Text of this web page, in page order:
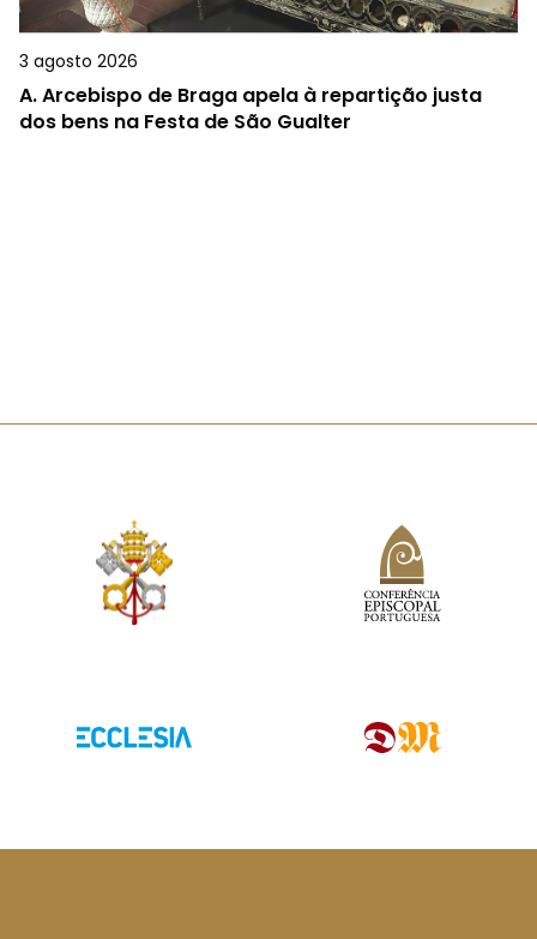
3 agosto 2026
A.Arcebispo de Braga apela à repartição justa
dos bens na Festa de São Gualter